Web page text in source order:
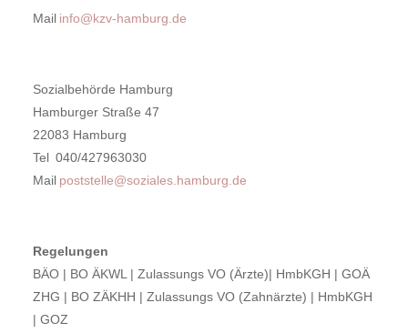
Mail info@kzv-hamburg.de
Sozialbehörde Hamburg
Hamburger Straße 47
22083 Hamburg
Tel 040/427963030
Mail poststelle@soziales.hamburg.de
Regelungen
BÄO | BO ÄKWL | Zulassungs VO (Ärzte)| HmbKGH | GOÄ
ZHG | BO ZÄKHH | Zulassungs VO (Zahnärzte) | HmbKGH
| GOZ